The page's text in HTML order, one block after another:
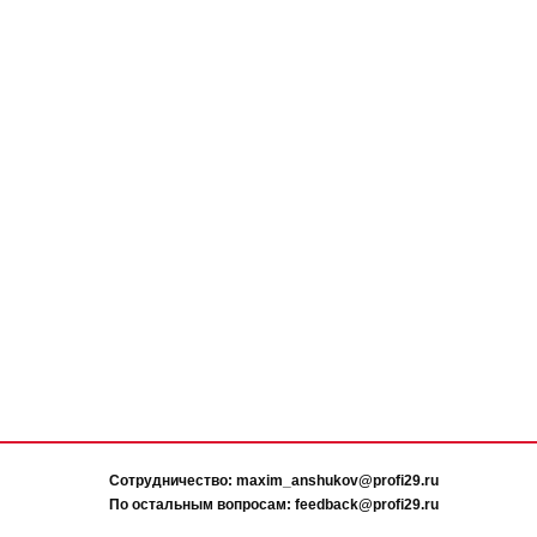
Сотрудничество: maxim_anshukov@profi29.ru
По остальным вопросам: feedback@profi29.ru